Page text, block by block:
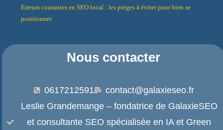
Erreurs courantes en SEO local : les pièges à éviter pour bien se
positionner
Nous contacter
0617212591
contact@galaxieseo.fr
Leslie Grandemange – fondatrice de GalaxieSEO
et consultante SEO spécialisée en IA et Green